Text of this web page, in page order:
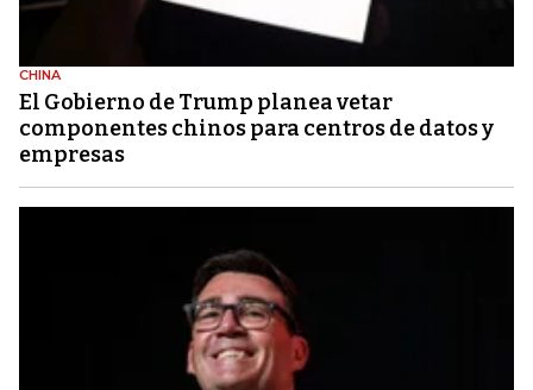
CHINA
El Gobierno de Trump planea vetar
componentes chinos para centros de datos y
empresas